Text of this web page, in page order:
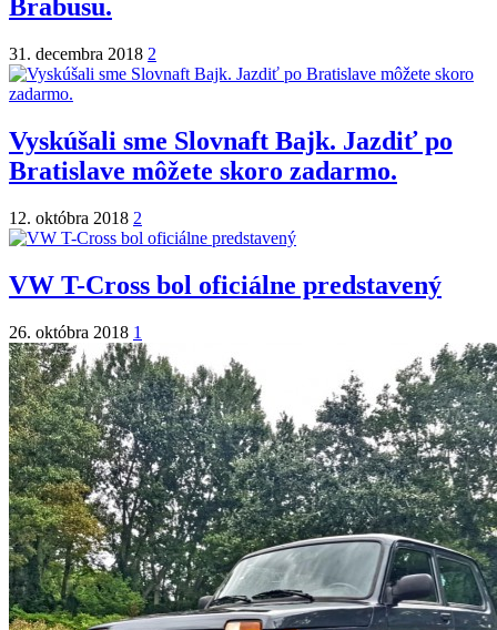
Brabusu.
31. decembra 2018 2
Vyskúšali sme Slovnaft Bajk. Jazdiť po
Bratislave môžete skoro zadarmo.
12. októbra 2018 2
VW T-Cross bol oficiálne predstavený
26. októbra 2018 1